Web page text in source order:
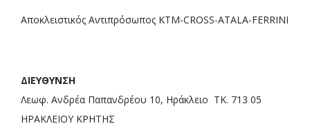
Αποκλειστικός Αντιπρόσωπος KTM-CROSS-ATALA-FERRINI
ΔΙΕΥΘΥΝΣΗ
Λεωφ. Ανδρέα Παπανδρέου 10, Ηράκλειο ΤΚ. 713 05
ΗΡΑΚΛΕΙΟΥ ΚΡΗΤΗΣ